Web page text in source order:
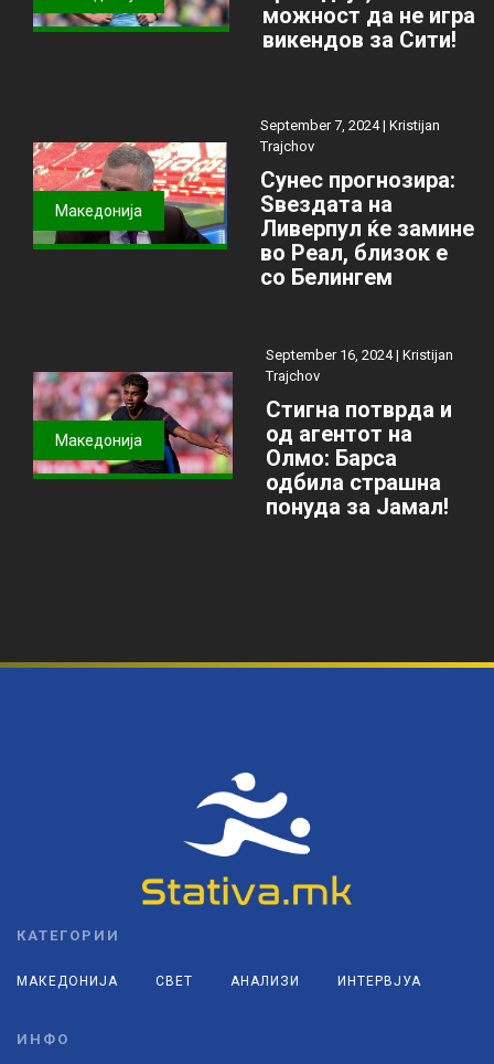
можност да не игра
викендов за Сити!
Македонија
September 7, 2024 |Kristijan
Trajchov
Сунес прогнозира:
Ѕвездата на
Ливерпул ќе замине
во Реал, близок е
со Белингем
Македонија
September 16, 2024 | Kristijan
Trajchov
Стигна потврда и
од агентот на
Олмо: Барса
одбила страшна
понуда за Јамал!
КАТЕГОРИИ
МАКЕДОНИЈА СВЕТ АНАЛИЗИ ИНТЕРВЈУА
ИНФО